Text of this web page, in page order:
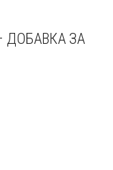
– ДОБАВКА ЗА